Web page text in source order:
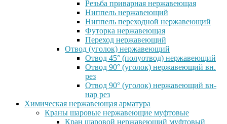
Резьба приварная нержавеющая
Ниппель нержавеющий
Ниппель переходной нержавеющий
Футорка нержавеющая
Переход нержавеющий
Отвод (уголок) нержавеющий
Отвод 45° (полуотвод) нержавеющий
Отвод 90° (уголок) нержавеющий вн.
рез
Отвод 90° (уголок) нержавеющий вн-
нар рез
Химическая нержавеющая арматура
Краны шаровые нержавеющие муфтовые
Кран шаровой нержавеющий муфтовый